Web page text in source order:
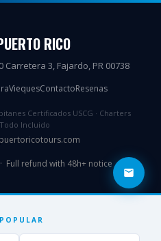
RICO
Carretera 3, Fajardo, PR 00738
ViequesContactoResenas
Certificados USCG · Charters
Incluido
refund with 48h+ notice